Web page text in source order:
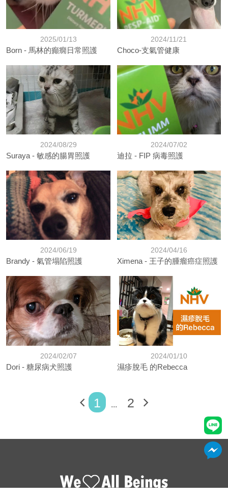
2025/01/13
Born - 馬林的癲癇日常照護
2024/11/21
Choco-支氣管健康
2024/08/29
Suraya - 敏感的腸胃照護
2024/07/02
迪拉 - FIP 病毒照護
2024/06/19
Brandy - 氣管塌陷照護
2024/04/16
Ximena - 王子的腫瘤癌症照護
2024/02/07
Dori - 糖尿病犬照護
2024/01/10
濕疹脫毛 的Rebecca
1 2